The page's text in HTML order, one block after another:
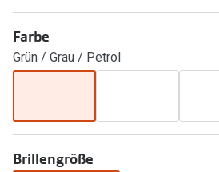
Ratgeber
Gleitsicht Ratgeber
Alle Brillen Ratgeber
Angebote
Farbe
Grün / Grau / Petrol
Brillengröße